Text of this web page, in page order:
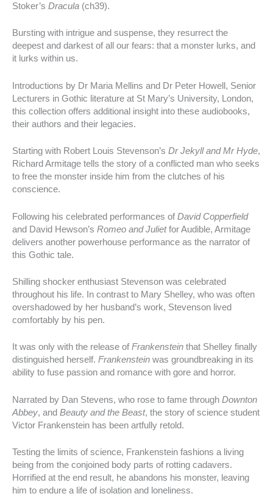
Stoker’s Dracula (ch39).
Bursting with intrigue and suspense, they resurrect the
deepest and darkest of all our fears: that a monster lurks, and
it lurks within us.
Introductions by Dr Maria Mellins and Dr Peter Howell, Senior
Lecturers in Gothic literature at St Mary’s University, London,
this collection offers additional insight into these audiobooks,
their authors and their legacies.
Starting with Robert Louis Stevenson’s Dr Jekyll and Mr Hyde,
Richard Armitage tells the story of a conflicted man who seeks
to free the monster inside him from the clutches of his
conscience.
Following his celebrated performances of David Copperfield
and David Hewson’s Romeo and Julietfor Audible, Armitage
delivers another powerhouse performance as the narrator of
this Gothic tale.
Shilling shocker enthusiast Stevenson was celebrated
throughout his life. In contrast to Mary Shelley, who was often
overshadowed by her husband’s work, Stevenson lived
comfortably by his pen.
It was only with the release of Frankenstein that Shelley finally
distinguished herself. Frankenstein was groundbreaking in its
ability to fuse passion and romance with gore and horror.
Narrated by Dan Stevens, who rose to fame through Downton
Abbey, and Beauty and the Beast, the story of science student
Victor Frankenstein has been artfully retold.
Testing the limits of science, Frankenstein fashions a living
being from the conjoined body parts of rotting cadavers.
Horrified at the end result, he abandons his monster, leaving
him to endure a life of isolation and loneliness.